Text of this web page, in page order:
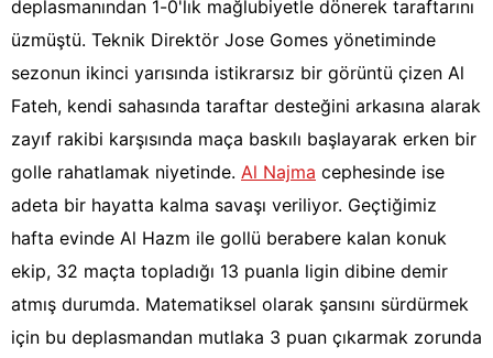
deplasmanından 1-0'lık mağlubiyetle dönerek taraftarını
üzmüştü. Teknik Direktör Jose Gomes yönetiminde
sezonun ikinci yarısında istikrarsız bir görüntü çizen Al
Fateh, kendi sahasında taraftar desteğini arkasına alarak
zayıf rakibi karşısında maça baskılı başlayarak erken bir
golle rahatlamak niyetinde. Al Najma cephesinde ise
adeta bir hayatta kalma savaşı veriliyor. Geçtiğimiz
hafta evinde Al Hazm ile gollü berabere kalan konuk
ekip, 32 maçta topladığı 13 puanla ligin dibine demir
atmış durumda. Matematiksel olarak şansını sürdürmek
için bu deplasmandan mutlaka 3 puan çıkarmak zorunda